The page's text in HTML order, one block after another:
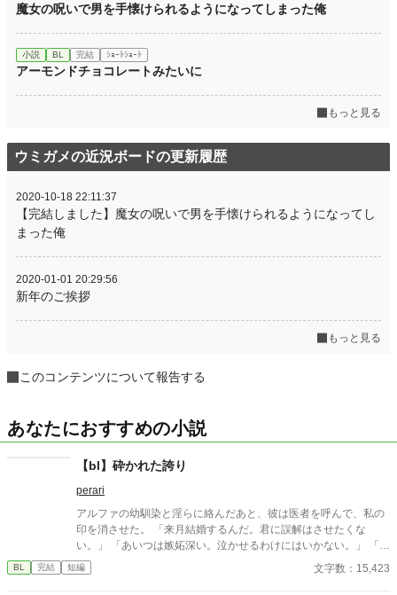
魔女の呪いで男を手懐けられるようになってしまった俺
小説 BL 完結 ｼｮｰﾄｼｮｰﾄ
アーモンドチョコレートみたいに
もっと見る
ウミガメの近況ボードの更新履歴
2020-10-18 22:11:37
【完結しました】魔女の呪いで男を手懐けられるようになってし
まった俺
2020-01-01 20:29:56
新年のご挨拶
もっと見る
このコンテンツについて報告する
あなたにおすすめの小説
【bl】砕かれた誇り
perari
アルファの幼馴染と淫らに絡んだあと、彼は医者を呼んで、私の
印を消させた。 「来月結婚するんだ。君に誤解はさせたくな
い。」 「あいつは嫉妬深い。泣かせるわけにはいかない。」 「君
ももう年頃の残り物のオメガだろ？ 俺の印をつけたまま、他の
アルファとお見合いするなんてありえない。」 彼は冷たく、けれ
BL 完結 短編 文字数：15,423